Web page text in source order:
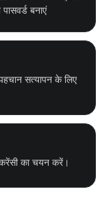
बनाएं
सत्यापन के लिए
का चयन करें।